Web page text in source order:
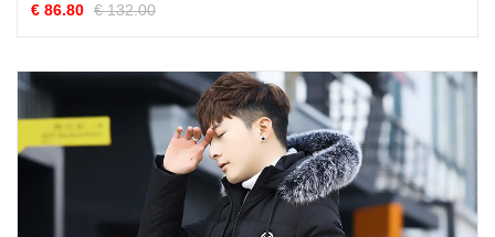
€ 86.80 € 132.00